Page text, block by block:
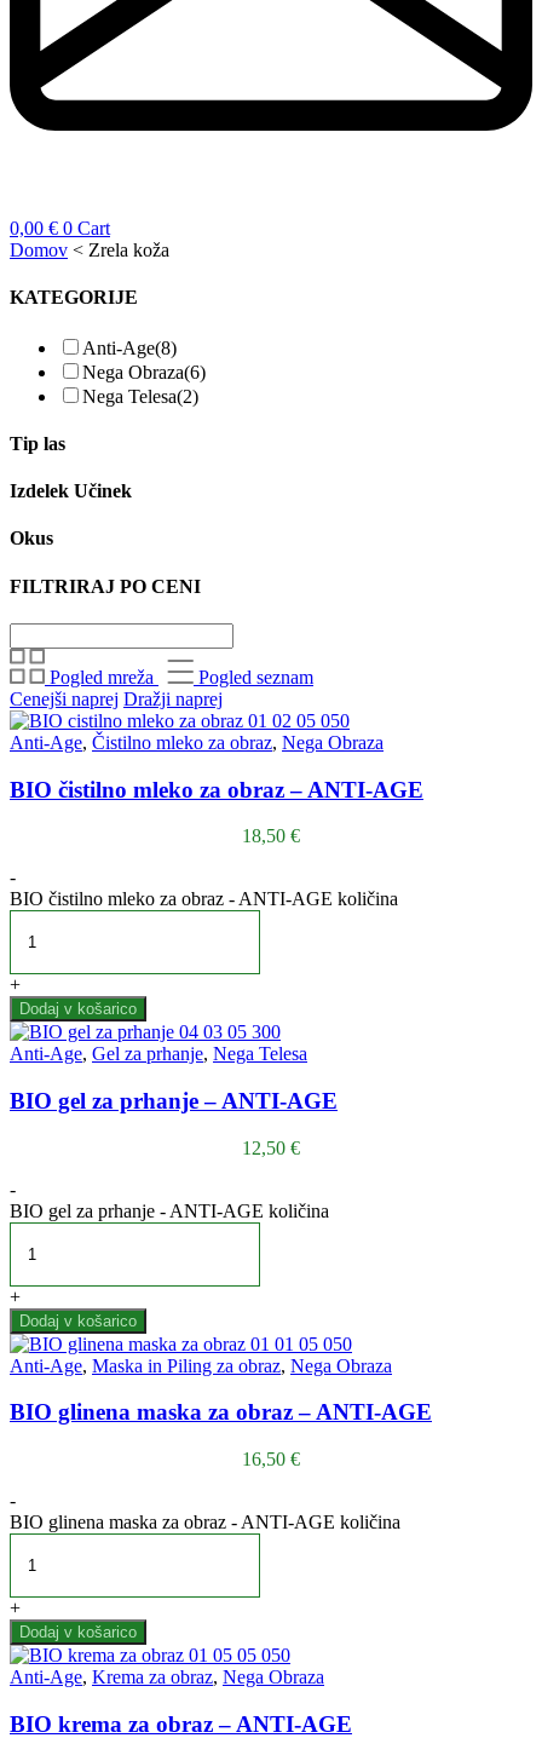
0,00 € 0 Cart
Domov < Zrela koža
KATEGORIJE
Anti-Age(8)
Nega Obraza(6)
Nega Telesa(2)
Tip las
Izdelek Učinek
Okus
FILTRIRAJ PO CENI
Pogled mreža
Pogled seznam
Cenejši naprej Dražji naprej
Anti-Age, Čistilno mleko za obraz, Nega Obraza
BIO čistilno mleko za obraz – ANTI-AGE
18,50 €
-
BIO čistilno mleko za obraz - ANTI-AGE količina
+
Dodaj v košarico
Anti-Age, Gel za prhanje, Nega Telesa
BIO gel za prhanje – ANTI-AGE
12,50 €
-
BIO gel za prhanje - ANTI-AGE količina
+
Dodaj v košarico
Anti-Age, Maska in Piling za obraz, Nega Obraza
BIO glinena maska za obraz – ANTI-AGE
16,50 €
-
BIO glinena maska za obraz - ANTI-AGE količina
+
Dodaj v košarico
Anti-Age, Krema za obraz, Nega Obraza
BIO krema za obraz – ANTI-AGE